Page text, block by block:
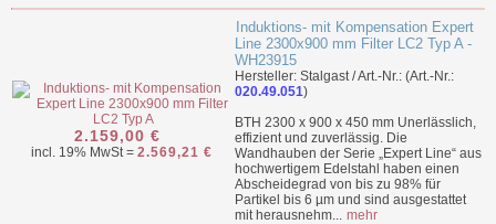
2.159,00 €
incl. 19% MwSt = 2.569,21 €
Induktions- mit Kompensation Expert
Line 2300x900 mm Filter LC2 Typ A -
WH23915
Hersteller: Stalgast / Art.-Nr.: (Art.-Nr.:
020.49.051)
BTH 2300 x 900 x 450 mm Unerlässlich,
effizient und zuverlässig. Die
Wandhauben der Serie „Expert Line“ aus
hochwertigem Edelstahl haben einen
Abscheidegrad von bis zu 98% für
Partikel bis 6 µm und sind ausgestattet
mit herausnehm... mehr